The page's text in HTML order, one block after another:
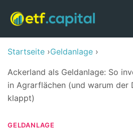
Startseite Geldanlage
Ackerland als Geldanlage: So
in Agrarflächen (und warum der
klappt)
GELDANLAGE